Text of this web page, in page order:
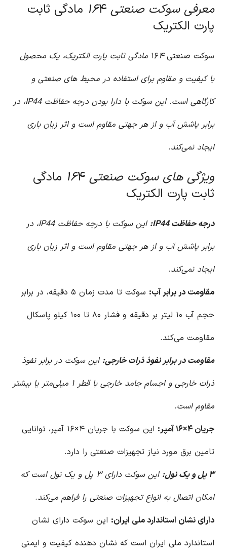
معرفی سوکت صنعتی ۱۶
۴ مادگی ثابت
پارت الکتریک
سوکت صنعتی ۱۶
۴ مادگی ثابت پارت الکتریک، یک محصول
با کیفیت و مقاوم برای استفاده در محیط های صنعتی و
کارگاهی است. این سوکت با دارا بودن درجه حفاظت IP44، در
برابر پاشش آب و از هر جهتی مقاوم است و اثر زیان باری
ایجاد نمی‌کند.
ویژگی های سوکت صنعتی ۱۶
۴ مادگی
ثابت پارت الکتریک
درجه حفاظت IP44:
این سوکت با درجه حفاظت IP44، در
برابر پاشش آب و از هر جهتی مقاوم است و اثر زیان باری
ایجاد نمی‌کند.
مقاومت در برابر آب:
سوکت تا مدت زمان ۵ دقیقه، در برابر
حجم آب ۱۰ لیتر بر دقیقه و فشار ۸۰ تا ۱۰۰ کیلو پاسکال
مقاومت می‌کند.
مقاومت در برابر نفوذ ذرات خارجی: این سوکت در برابر نفوذ
ذرات خارجی و اجسام جامد خارجی با قطر ۱ میلی‌متر یا بیشتر
مقاوم است.
جریان ۴×۱۶ آمپر:
این سوکت با جریان ۴×۱۶ آمپر، توانایی
تامین برق مورد نیاز تجهیزات صنعتی را دارد.
۳ پل و یک نول:
این سوکت دارای ۳ پل و یک نول است که
امکان اتصال به انواع تجهیزات صنعتی را فراهم می‌کند.
دارای نشان استاندارد ملی ایران: این سوکت دارای نشان
استاندارد ملی ایران است که نشان دهنده کیفیت و ایمنی